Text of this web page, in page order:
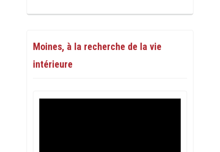
Moines, à la recherche de la vie
intérieure